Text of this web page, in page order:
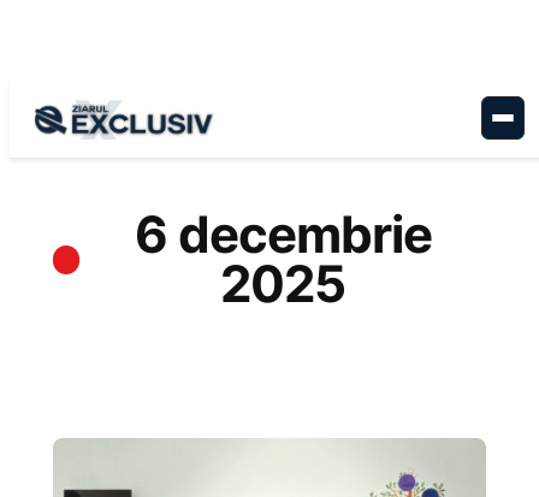
6 decembrie
2025